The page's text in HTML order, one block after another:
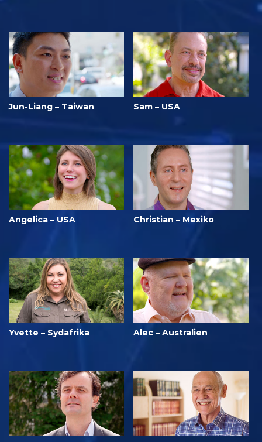
Jun-Liang – Taiwan Sam – USA
Angelica – USA Christian – Mexiko
Yvette – Sydafrika Alec – Australien